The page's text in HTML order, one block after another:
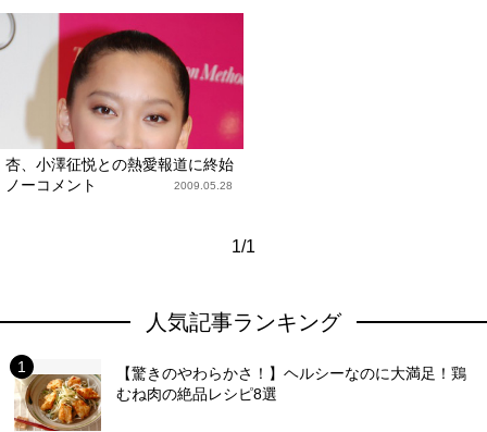
杏、小澤征悦との熱愛報道に終始
ノーコメント
2009.05.28
1/1
人気記事ランキング
【驚きのやわらかさ！】ヘルシーなのに大満足！鶏
むね肉の絶品レシピ8選